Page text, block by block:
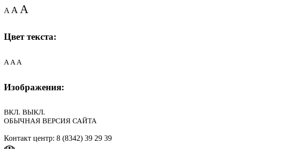
AAA
Цвет текста:
A A A
Изображения:
ВКЛ. ВЫКЛ.
ОБЫЧНАЯ ВЕРСИЯ САЙТА
Контакт центр: 8 (8342) 39 29 39